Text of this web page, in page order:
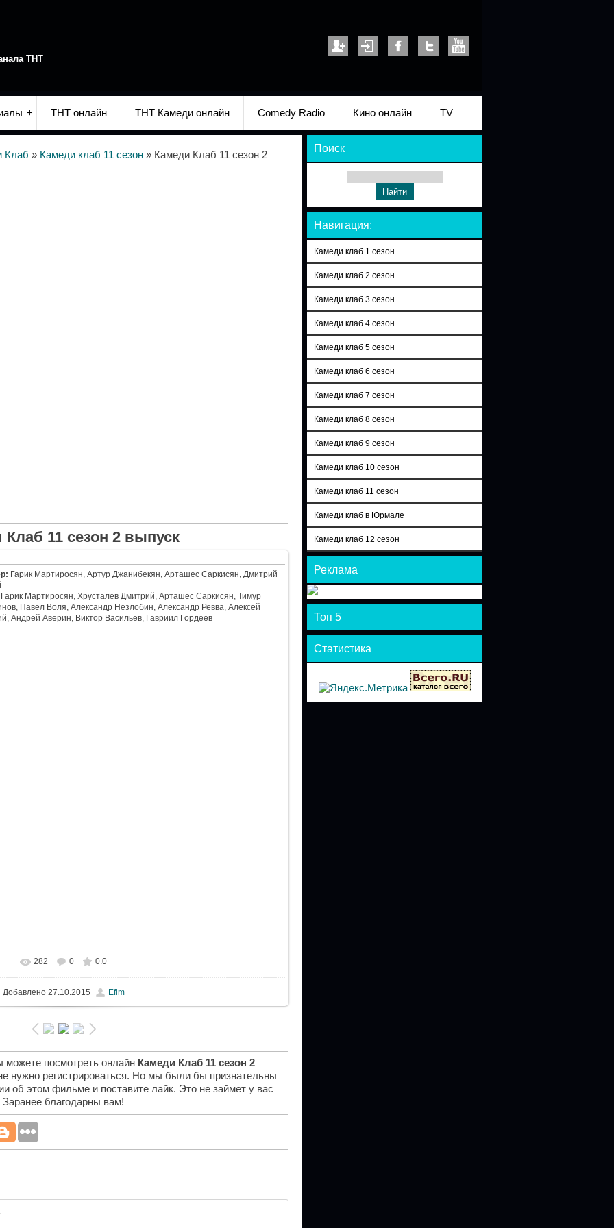
ТНТ
ТНТ онлайн ТНТ Камеди онлайн Comedy Radio Кино онлайн TV
Клаб » Камеди клаб 11 сезон » Камеди Клаб 11 сезон 2
Клаб 11 сезон 2 выпуск
Гарик Мартиросян, Артур Джанибекян, Арташес Саркисян, Дмитрий
Гарик Мартиросян, Хрусталев Дмитрий, Арташес Саркисян, Тимур
Павел Воля, Александр Незлобин, Александр Ревва, Алексей
Андрей Аверин, Виктор Васильев, Гавриил Гордеев
282 0 0.0
Добавлено27.10.2015 Efim
можете посмотреть онлайн Камеди Клаб 11 сезон 2
нужно регистрироваться. Но мы были бы признательны
об этом фильме и поставите лайк. Это не займет у вас
благодарны вам!
Поиск
Навигация:
Камеди клаб 1 сезон
Камеди клаб 2 сезон
Камеди клаб 3 сезон
Камеди клаб 4 сезон
Камеди клаб 5 сезон
Камеди клаб 6 сезон
Камеди клаб 7 сезон
Камеди клаб 8 сезон
Камеди клаб 9 сезон
Камеди клаб 10 сезон
Камеди клаб 11 сезон
Камеди клаб в Юрмале
Камеди клаб 12 сезон
Реклама
Топ 5
Статистика